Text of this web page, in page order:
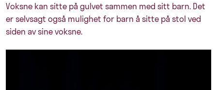
Voksne kan sitte på gulvet sammen med sitt barn. Det
er selvsagt også mulighet for barn å sitte på stol ved
siden av sine voksne.